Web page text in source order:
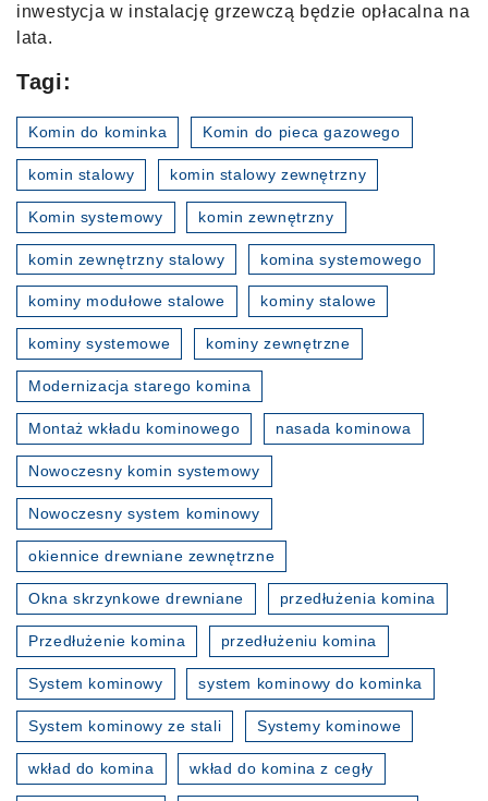
inwestycja w instalację grzewczą będzie opłacalna na
lata.
Tagi:
Komin do kominka Komin do pieca gazowego
komin stalowy komin stalowy zewnętrzny
Komin systemowy komin zewnętrzny
komin zewnętrzny stalowy komina systemowego
kominy modułowe stalowe kominy stalowe
kominy systemowe kominy zewnętrzne
Modernizacja starego komina
Montaż wkładu kominowego nasada kominowa
Nowoczesny komin systemowy
Nowoczesny system kominowy
okiennice drewniane zewnętrzne
Okna skrzynkowe drewniane przedłużenia komina
Przedłużenie komina przedłużeniu komina
System kominowy system kominowy do kominka
System kominowy ze stali Systemy kominowe
wkład do komina wkład do komina z cegły